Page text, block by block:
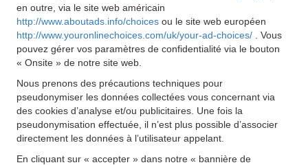
en outre, via le site web américain
http://www.aboutads.info/choices ou le site web européen
http://www.youronlinechoices.com/uk/your-ad-choices/
. Vous
pouvez gérer vos paramètres de confidentialité via le bouton
« Onsite » de notre site web.
Nous prenons des précautions techniques pour
pseudonymiser les données collectées vous concernant via
des cookies d’analyse et/ou publicitaires. Une fois la
pseudonymisation effectuée, il n’est plus possible d’associer
directement les données à l’utilisateur appelant.
En cliquant sur « accepter » dans notre « bannière de